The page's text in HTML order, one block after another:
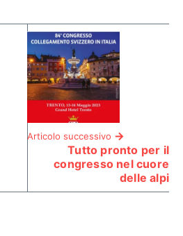
Articolo successivo
Tutto pronto per il
congresso nel cuore
delle alpi